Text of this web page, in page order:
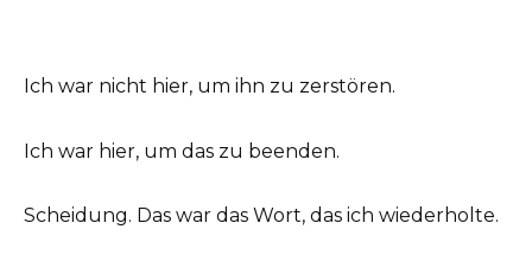
Ich war nicht hier, um ihn zu zerstören.
Ich war hier, um das zu beenden.
Scheidung. Das war das Wort, das ich wiederholte.